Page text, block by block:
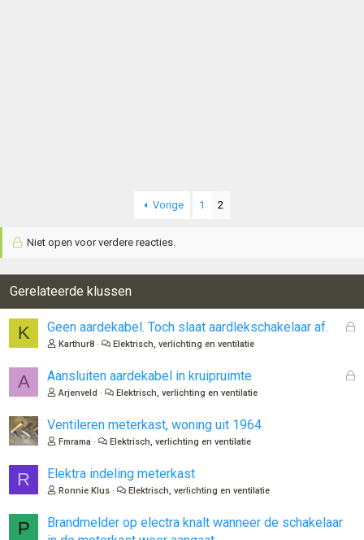
Vorige 1 2
Niet open voor verdere reacties.
Gerelateerde klussen
K
G
Geen aardekabel. Toch slaat aardlekschakelaar af.
Karthur8 Elektrisch, verlichting en ventilatie
A
G
Aansluiten aardekabel in kruipruimte
Arjenveld Elektrisch, verlichting en ventilatie
Ventileren meterkast, woning uit 1964
Fmrama Elektrisch, verlichting en ventilatie
R Elektra indeling meterkast
Ronnie Klus Elektrisch, verlichting en ventilatie
P
Brandmelder op electra knalt wanneer de schakelaar